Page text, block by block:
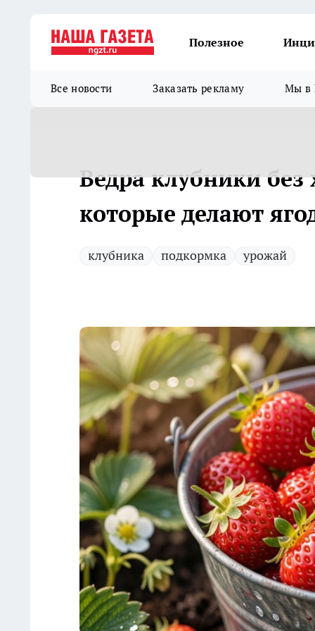
Полезное
Все новости Заказать рекламу Мы в
Ведра клубники
которые делают
клубника подкормка урожай